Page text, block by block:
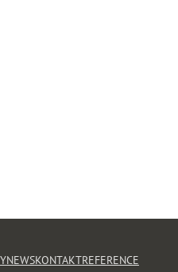
NEWSKONTAKTREFERENCE